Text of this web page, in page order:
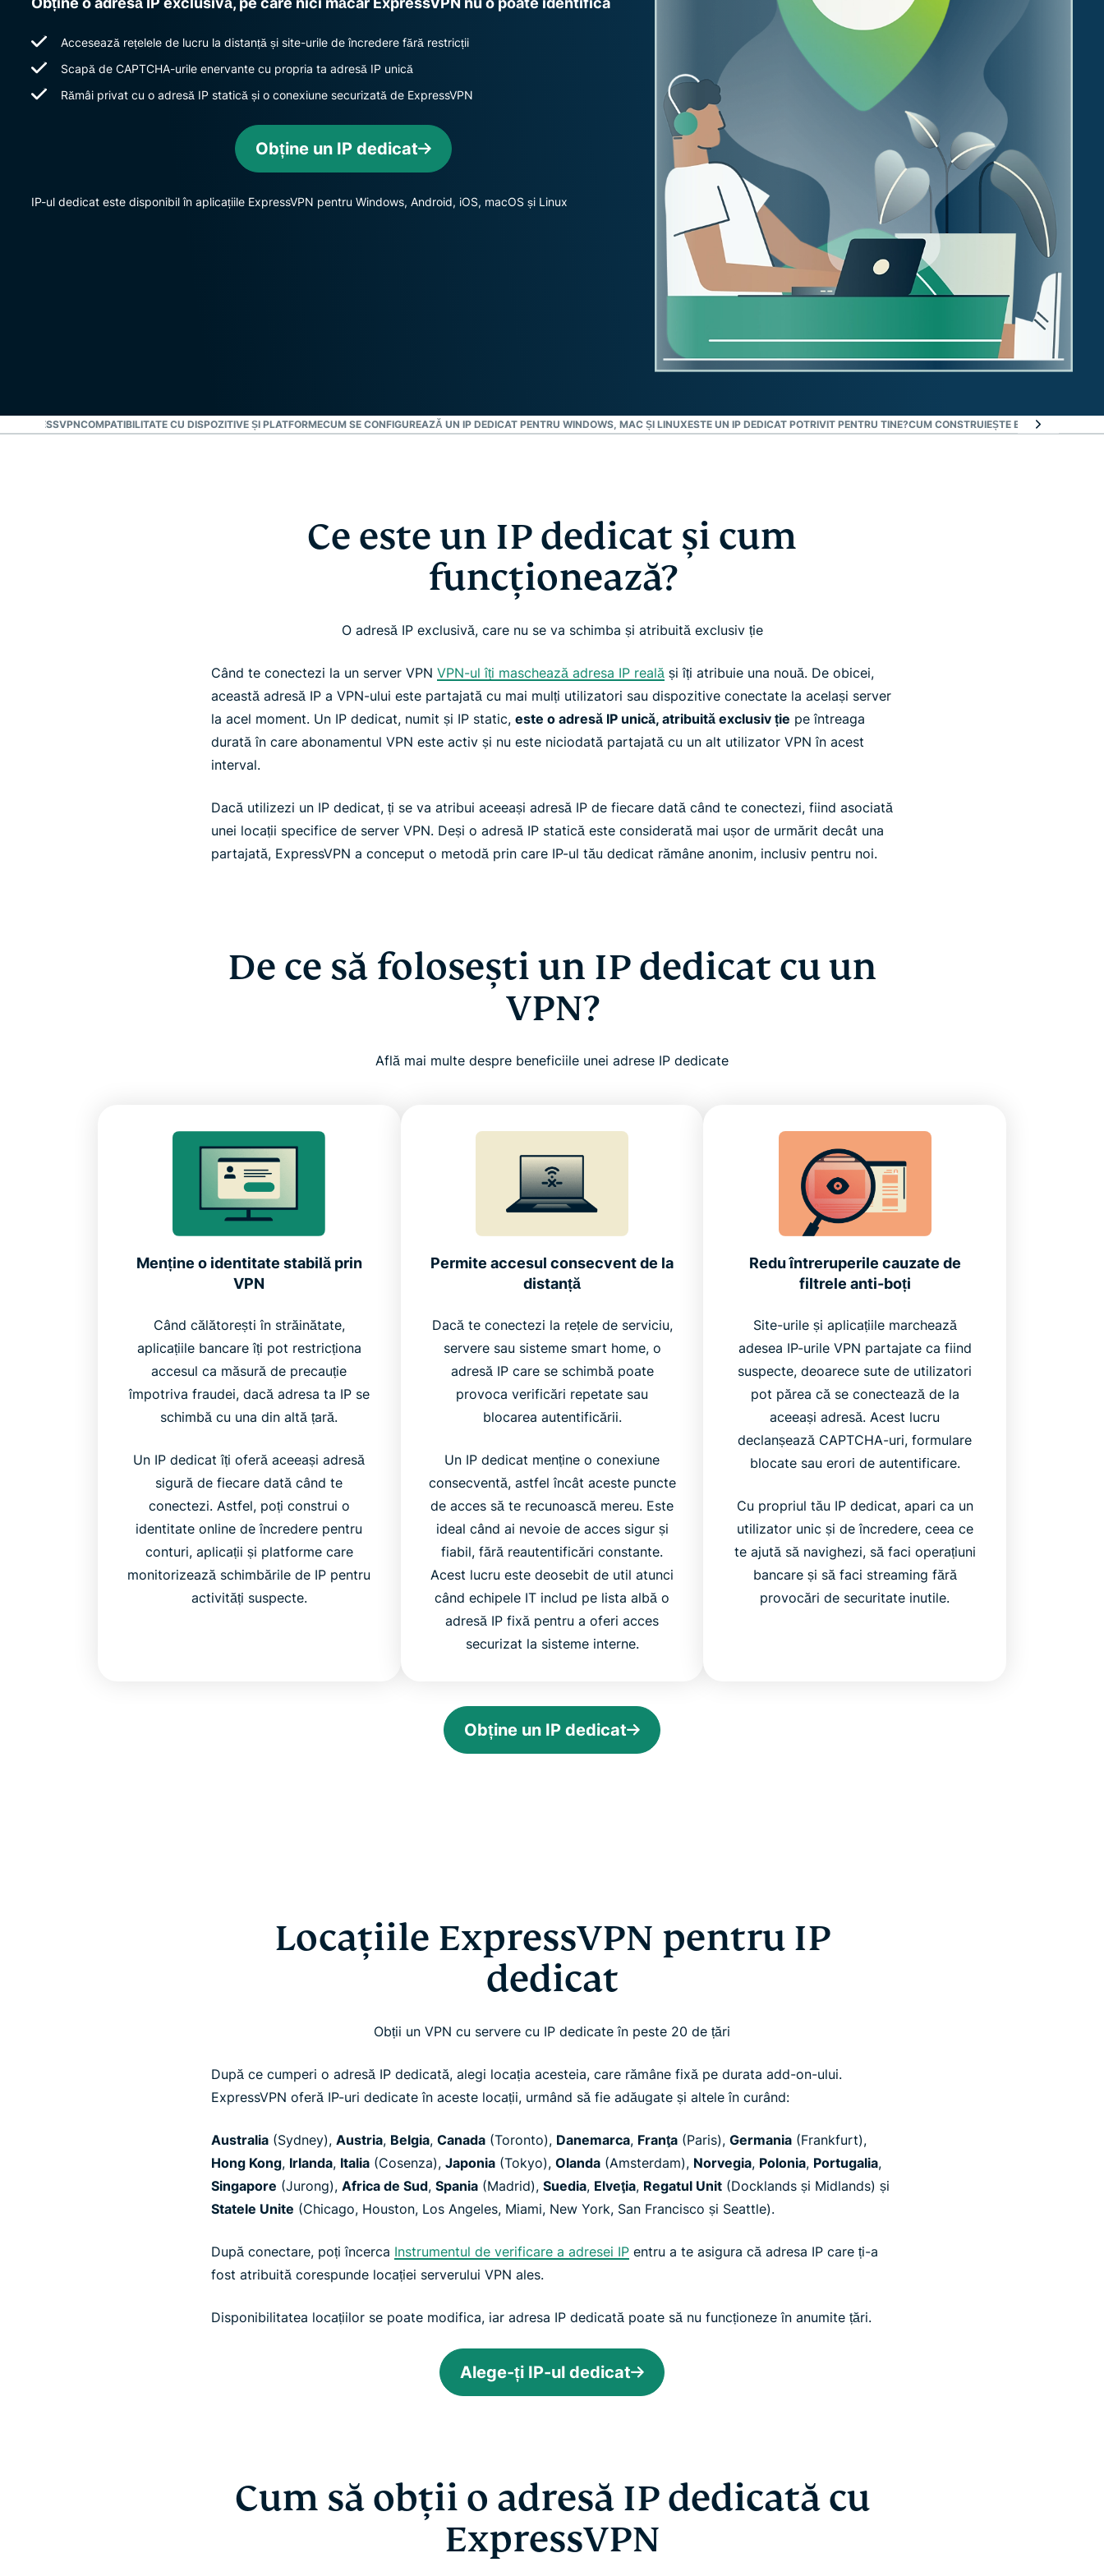
multi-factor și
inteligență
și eliminare a
Accesează rețelele de lucru la distanță și site-urile de încredere fără restricții
Scapă de CAPTCHA-urile enervante cu propria ta adresă IP unică
Rămâi privat cu o adresă IP statică și o conexiune securizată de ExpressVPN
Obține un IP dedicat
IP-ul dedicat este disponibil în aplicațiile ExpressVPN pentru Windows, Android, iOS, macOS și Linux
EXPRESSVPNCOMPATIBILITATE CU DISPOZITIVE ȘI PLATFORMECUM SE CONFIGUREAZĂ UN IP DEDICAT PENTRU WINDOWS, MAC ȘI LINUXESTE UN IP DEDICAT POTRIVIT PENTRU TINE?CUM CONSTRUIEȘTE EXPRESSVPN
Ce este un IP dedicat și cum
funcționează?
O adresă IP exclusivă, care nu se va schimba și atribuită exclusiv ție
Când te conectezi la un server VPN VPN-ul îți maschează adresa IP reală și îți atribuie una nouă. De obicei,
această adresă IP a VPN-ului este partajată cu mai mulți utilizatori sau dispozitive conectate la același server
la acel moment. Un IP dedicat, numit și IP static, este o adresă IP unică, atribuită exclusiv ție pe întreaga
durată în care abonamentul VPN este activ și nu este niciodată partajată cu un alt utilizator VPN în acest
interval.
Dacă utilizezi un IP dedicat, ți se va atribui aceeași adresă IP de fiecare dată când te conectezi, fiind asociată
unei locații specifice de server VPN. Deși o adresă IP statică este considerată mai ușor de urmărit decât una
partajată, ExpressVPN a conceput o metodă prin care IP-ul tău dedicat rămâne anonim, inclusiv pentru noi.
De ce să folosești un IP dedicat cu un
VPN?
Află mai multe despre beneficiile unei adrese IP dedicate
Menține o identitate stabilă prin
VPN
Când călătorești în străinătate,
aplicațiile bancare îți pot restricționa
accesul ca măsură de precauție
împotriva fraudei, dacă adresa ta IP se
schimbă cu una din altă țară.
Un IP dedicat îți oferă aceeași adresă
sigură de fiecare dată când te
conectezi. Astfel, poți construi o
identitate online de încredere pentru
conturi, aplicații și platforme care
monitorizează schimbările de IP pentru
activități suspecte.
Permite accesul consecvent de la
distanță
Dacă te conectezi la rețele de serviciu,
servere sau sisteme smart home, o
adresă IP care se schimbă poate
provoca verificări repetate sau
blocarea autentificării.
Un IP dedicat menține o conexiune
consecventă, astfel încât aceste puncte
de acces să te recunoască mereu. Este
ideal când ai nevoie de acces sigur și
fiabil, fără reautentificări constante.
Acest lucru este deosebit de util atunci
când echipele IT includ pe lista albă o
adresă IP fixă pentru a oferi acces
securizat la sisteme interne.
Redu întreruperile cauzate de
filtrele anti-boți
Site-urile și aplicațiile marchează
adesea IP-urile VPN partajate ca fiind
suspecte, deoarece sute de utilizatori
pot părea că se conectează de la
aceeași adresă. Acest lucru
declanșează CAPTCHA-uri, formulare
blocate sau erori de autentificare.
Cu propriul tău IP dedicat, apari ca un
utilizator unic și de încredere, ceea ce
te ajută să navighezi, să faci operațiuni
bancare și să faci streaming fără
provocări de securitate inutile.
Obține un IP dedicat
Locațiile ExpressVPN pentru IP
dedicat
Obții un VPN cu servere cu IP dedicate în peste 20 de țări
După ce cumperi o adresă IP dedicată, alegi locația acesteia, care rămâne fixă pe durata add-on-ului.
ExpressVPN oferă IP-uri dedicate în aceste locații, urmând să fie adăugate și altele în curând:
Australia (Sydney), Austria, Belgia, Canada (Toronto), Danemarca, Franţa (Paris), Germania (Frankfurt),
Hong Kong, Irlanda, Italia (Cosenza), Japonia (Tokyo), Olanda (Amsterdam), Norvegia, Polonia, Portugalia,
Singapore (Jurong), Africa de Sud, Spania (Madrid), Suedia, Elveţia, Regatul Unit (Docklands și Midlands) și
Statele Unite (Chicago, Houston, Los Angeles, Miami, New York, San Francisco și Seattle).
După conectare, poți încerca Instrumentul de verificare a adresei IP entru a te asigura că adresa IP care ți-a
fost atribuită corespunde locației serverului VPN ales.
Disponibilitatea locațiilor se poate modifica, iar adresa IP dedicată poate să nu funcționeze în anumite țări.
Alege-ți IP-ul dedicat
Cum să obții o adresă IP dedicată cu
ExpressVPN